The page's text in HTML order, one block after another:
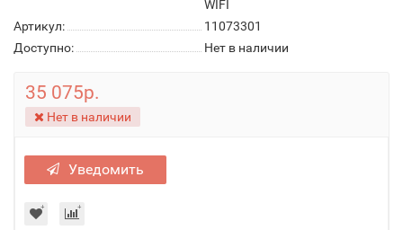
WIFI
Артикул:
11073301
Доступно:
Нет в наличии
35 075р.
Нет в наличии
Уведомить